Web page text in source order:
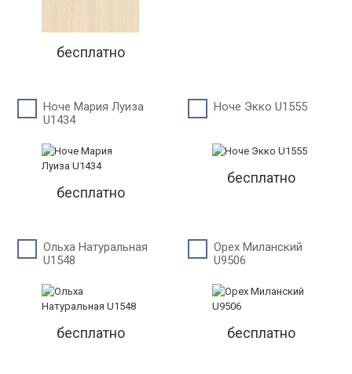
бесплатно
Ноче Мария Луиза
U1434
бесплатно
Ноче Экко U1555
бесплатно
Ольха Натуральная
U1548
бесплатно
Орех Миланский
U9506
бесплатно